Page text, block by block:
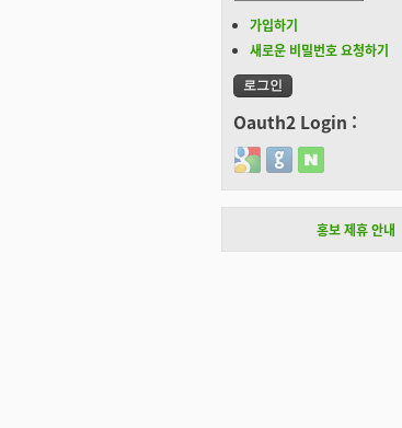
가입하기
새로운 비밀번호 요청하기
Oauth2 Login :
Login with Google
Login with GitHub
Login with Naver
홍보 제휴 안내